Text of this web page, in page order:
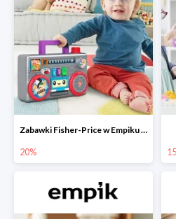
Zabawki Fisher-Price w Empiku do -20%
20%